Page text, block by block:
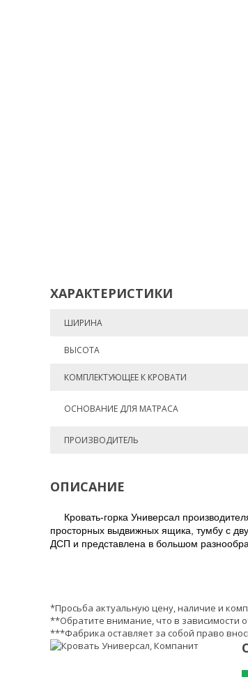
ХАРАКТЕРИСТИКИ
ШИРИНА
ВЫСОТА
КОМПЛЕКТУЮЩЕЕ К КРОВАТИ
ОСНОВАНИЕ ДЛЯ МАТРАСА
ПРОИЗВОДИТЕЛЬ
ОПИСАНИЕ
Кровать-горка Универсал
просторных выдвижных ящика, тумбу с
ДСП и представлена в большом
*Просьба актуальную цену, наличие и
**Обратите внимание, что в зависимости
***Фабрика оставляет за собой право